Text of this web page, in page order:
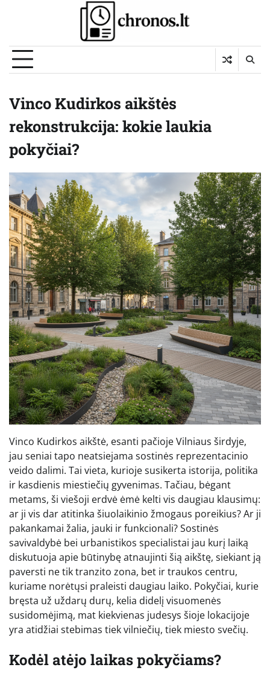
Vinco Kudirkos aikštės
rekonstrukcija: kokie laukia
pokyčiai?
Vinco Kudirkos aikštė, esanti pačioje Vilniaus širdyje,
jau seniai tapo neatsiejama sostinės reprezentacinio
veido dalimi. Tai vieta, kurioje susikerta istorija, politika
ir kasdienis miestiečių gyvenimas. Tačiau, bėgant
metams, ši viešoji erdvė ėmė kelti vis daugiau klausimų:
ar ji vis dar atitinka šiuolaikinio žmogaus poreikius? Ar ji
pakankamai žalia, jauki ir funkcionali? Sostinės
savivaldybė bei urbanistikos specialistai jau kurį laiką
diskutuoja apie būtinybę atnaujinti šią aikštę, siekiant ją
paversti ne tik tranzito zona, bet ir traukos centru,
kuriame norėtųsi praleisti daugiau laiko. Pokyčiai, kurie
bręsta už uždarų durų, kelia didelį visuomenės
susidomėjimą, mat kiekvienas judesys šioje lokacijoje
yra atidžiai stebimas tiek vilniečių, tiek miesto svečių.
Kodėl atėjo laikas pokyčiams?